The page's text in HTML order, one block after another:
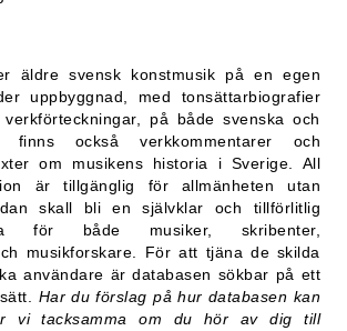
äldre svensk konstmusik på en egen
uppbyggnad, med tonsättarbiografier
på både svenska och
finns också verkkommentarer och
om musikens historia i Sverige. All
är tillgänglig för allmänheten utan
skall bli en självklar och tillförlitlig
för både musiker, skribenter,
musikforskare. För att tjäna de skilda
användare är databasen sökbar på ett
Har du förslag på hur databasen kan
vi tacksamma om du hör av dig till